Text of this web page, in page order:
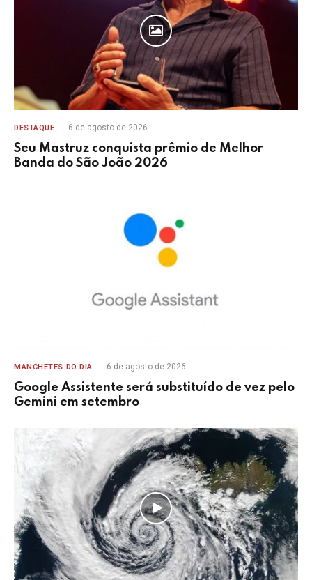
DESTAQUE 6 de agosto de 2026
Seu Mastruz conquista prêmio de Melhor
Banda do São João 2026
MANCHETES DO DIA 6 de agosto de 2026
Google Assistente será substituído de vez pelo
Gemini em setembro